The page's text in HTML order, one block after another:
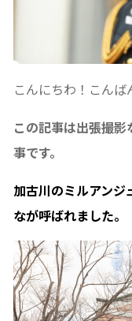
こんにちわ！こんば
この記事は出張撮
事です。
加古川のミルアン
なが呼ばれました。